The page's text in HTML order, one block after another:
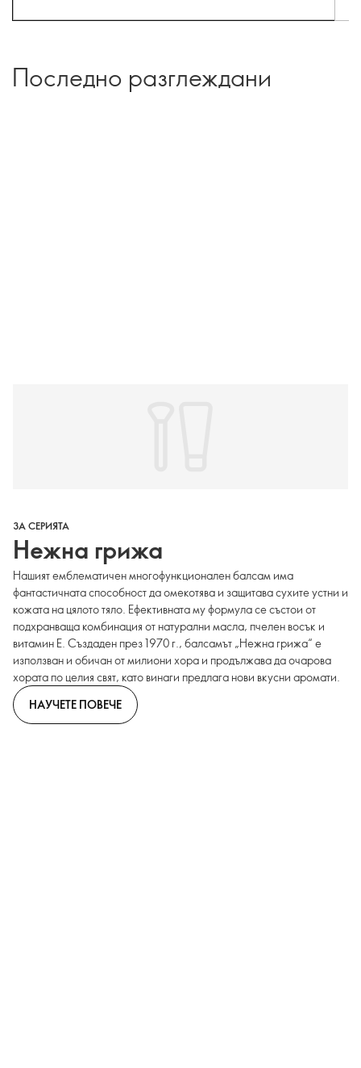
Последно разглеждани
ЗА СЕРИЯТА
Нежна грижа
Нашият емблематичен многофункционален балсам има
фантастичната способност да омекотява и защитава сухите устни и
кожата на цялото тяло. Ефективната му формула се състои от
подхранваща комбинация от натурални масла, пчелен восък и
витамин Е. Създаден през 1970 г., балсамът „Нежна грижа“ е
използван и обичан от милиони хора и продължава да очарова
хората по целия свят, като винаги предлага нови вкусни аромати.
НАУЧЕТЕ ПОВЕЧЕ